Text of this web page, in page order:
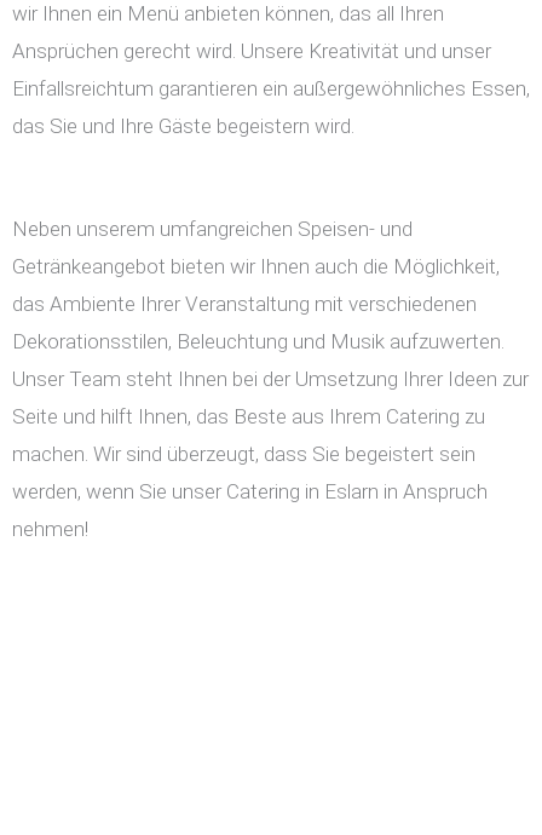
wir Ihnen ein Menü anbieten können, das all Ihren
Ansprüchen gerecht wird. Unsere Kreativität und unser
Einfallsreichtum garantieren ein außergewöhnliches Essen,
das Sie und Ihre Gäste begeistern wird.
Neben unserem umfangreichen Speisen- und
Getränkeangebot bieten wir Ihnen auch die Möglichkeit,
das Ambiente Ihrer Veranstaltung mit verschiedenen
Dekorationsstilen, Beleuchtung und Musik aufzuwerten.
Unser Team steht Ihnen bei der Umsetzung Ihrer Ideen zur
Seite und hilft Ihnen, das Beste aus Ihrem Catering zu
machen. Wir sind überzeugt, dass Sie begeistert sein
werden, wenn Sie unser Catering in Eslarn in Anspruch
nehmen!